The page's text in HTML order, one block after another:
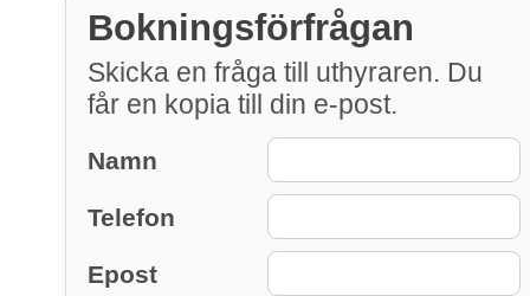
Bokningsförfrågan
Skicka en fråga till uthyraren. Du
får en kopia till din e-post.
Namn
Telefon
Epost